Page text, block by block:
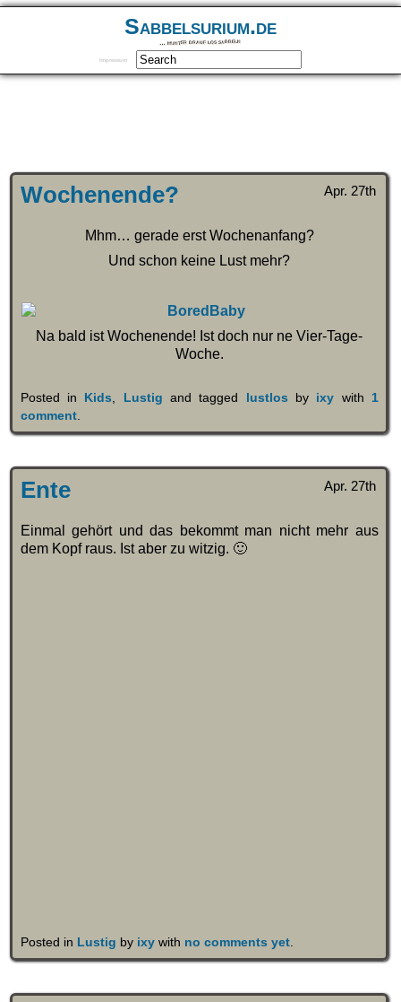
Sabbelsurium.de
… munter drauf los sabbeln
Impressum
Apr. 27th
Wochenende?
Mhm… gerade erst Wochenanfang?
Und schon keine Lust mehr?
Na bald ist Wochenende! Ist doch nur ne Vier-Tage-
Woche.
Posted in Kids Lustig and tagged lustlos by ixy with 1
comment.
Apr. 27th
Ente
Einmal gehört und das bekommt man nicht mehr aus
dem Kopf raus. Ist aber zu witzig. 🙂
Posted in Lustig by ixywith no comments yet.